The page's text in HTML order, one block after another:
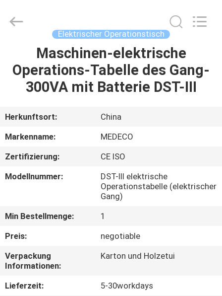
PRODUKTE
ÜBER
UNS
FABRIK-
AUSFLUG
QUALITÄTSKONTROLLE
SIE
MIT
Rights
Elektrischer Operationstisch
Maschinen-elektrische
Operations-Tabelle des Gang-
300VA mit Batterie DST-III
Herkunftsort:
China
Markenname:
MEDECO
Zertifizierung:
CE ISO
Modellnummer:
DST-III elektrische
Operationstabelle (elektrischer
Gang)
Min Bestellmenge:
1
Preis:
negotiable
Verpackung
Informationen:
Karton und Holzetui
Lieferzeit:
5-30workdays